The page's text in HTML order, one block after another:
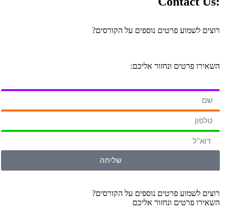
רוצים לשמוע פרטים נוספים על הקורסים?
השאירו פרטים ונחזור אליכם:
שליחה
רוצים לשמוע פרטים נוספים על הקורסים?
השאירו פרטים ונחזור אליכם